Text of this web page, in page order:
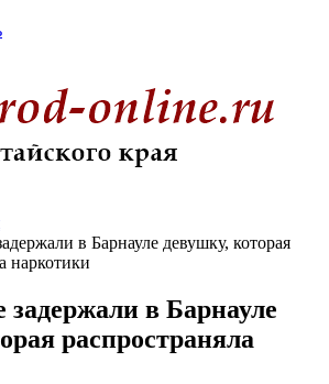
в Барнауле девушку, которая
наркотики
в Барнауле
распространяла